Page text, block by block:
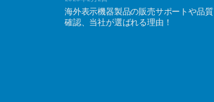
海外表示機器製品の販売サポートや品質
確認、当社が選ばれる理由！